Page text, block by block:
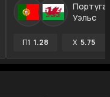
Уэльс
П1 1.28 X 5.75